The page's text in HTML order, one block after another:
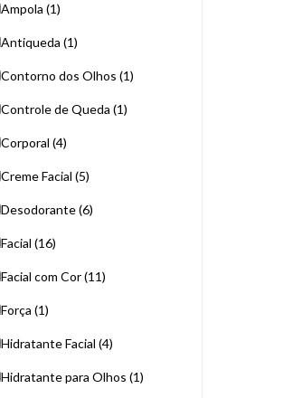
Ampola (1)
Antiqueda (1)
Contorno dos Olhos (1)
Controle de Queda (1)
Corporal (4)
Creme Facial (5)
Desodorante (6)
Facial (16)
Facial com Cor (11)
Força (1)
Hidratante Facial (4)
Hidratante para Olhos (1)